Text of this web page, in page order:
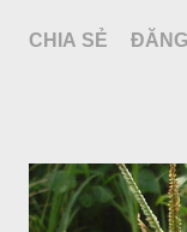
cách, hình tim, đầu
cá. Hoa nở về mùa
CHIA SẺ